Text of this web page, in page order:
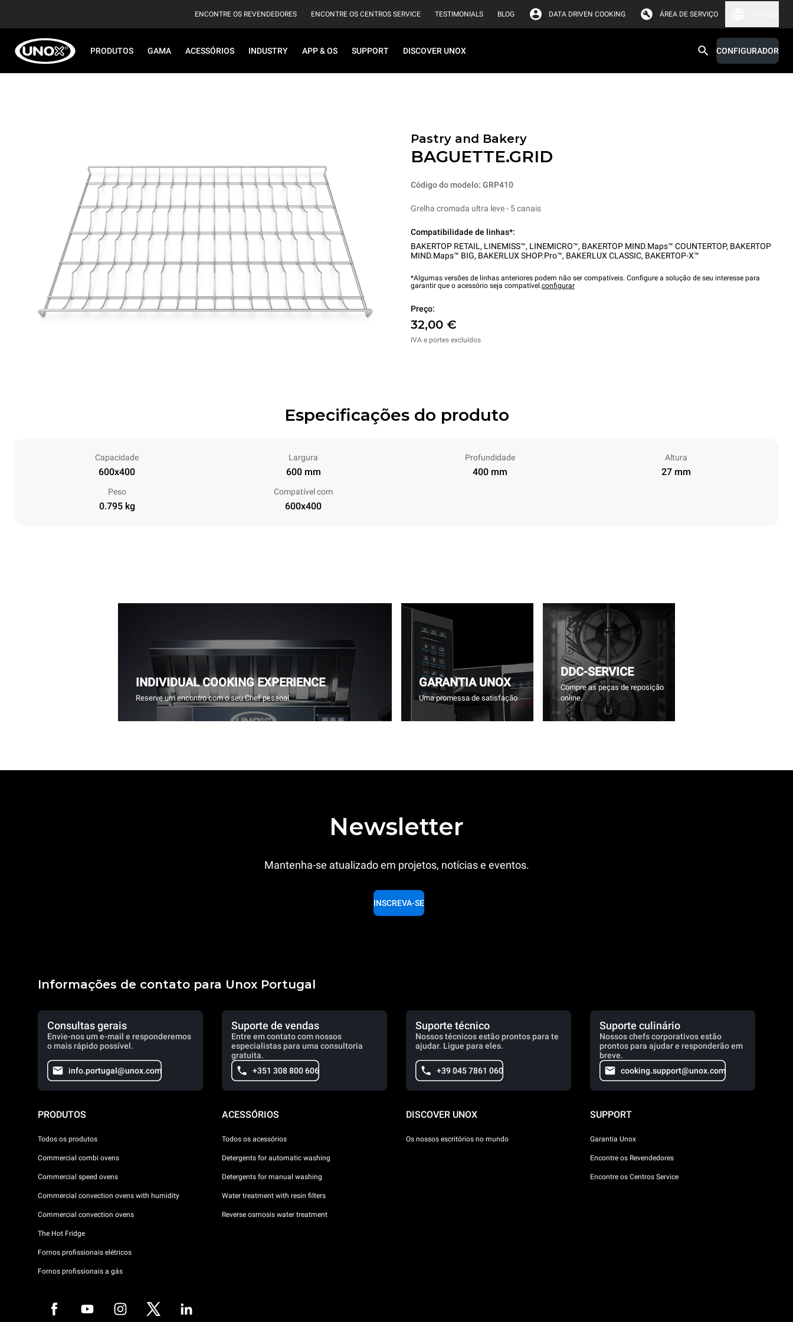
ENCONTRE OS REVENDEDORES ENCONTRE OS CENTROS SERVICE TESTIMONIALS BLOG DATA DRIVEN COOKING ÁREA DE SERVIÇO
PRODUTOS GAMA ACESSÓRIOS INDUSTRY APP & OS SUPPORT DISCOVER UNOX CONFIGURADOR
Pastry and Bakery
BAGUETTE.GRID
Código do modelo: GRP410
Grelha cromada ultra leve - 5 canais
Compatibilidade de linhas*:
BAKERTOP RETAIL , LINEMISS™, LINEMICRO™, BAKERTOP MIND.Maps™ COUNTERTOP, BAKERTOP
MIND.Maps™ BIG, BAKERLUX SHOP.Pro™, BAKERLUX CLASSIC, BAKERTOP-X™
*Algumas versões de linhas anteriores podem não ser compatíveis. Configure a solução de seu interesse para
garantir que o acessório seja compatível.configurar
Preço:
32,00 €
IVA e portes excluídos
Especificações do produto
Capacidade
600x400
Largura
600 mm
Profundidade
400 mm
Altura
27 mm
Peso
0.795 kg
Compatível com
600x400
INDIVIDUAL COOKING EXPERIENCE
Reserve um encontro com o seu Chef pessoal.
GARANTIA UNOX
Uma promessa de satisfação
DDC-SERVICE
Compre as peças de reposição
online.
Newsletter
Mantenha-se atualizado em projetos, notícias e eventos.
INSCREVA-SE
Informações de contato para Unox Portugal
Consultas gerais
Envie-nos um e-mail e responderemos
o mais rápido possível.
info.portugal@unox.com
Suporte de vendas
Entre em contato com nossos
especialistas para uma consultoria
gratuita.
+351 308 800 606
Suporte técnico
Nossos técnicos estão prontos para te
ajudar. Ligue para eles.
+39 045 7861 060
Suporte culinário
Nossos chefs corporativos estão
prontos para ajudar e responderão em
breve.
cooking.support@unox.com
PRODUTOS
Todos os produtos
Commercial combi ovens
Commercial speed ovens
Commercial convection ovens with humidity
Commercial convection ovens
The Hot Fridge
Fornos profissionais elétricos
Fornos profissionais a gás
ACESSÓRIOS
Todos os acessórios
Detergents for automatic washing
Detergents for manual washing
Water treatment with resin filters
Reverse osmosis water treatment
DISCOVER UNOX
Os nossos escritórios no mundo
SUPPORT
Garantia Unox
Encontre os Revendedores
Encontre os Centros Service